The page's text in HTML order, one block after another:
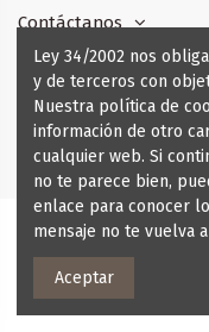
Contáctanos
Síguenos
Boletín de Noticias
Ley 34/2002 nos
y de terceros con
Nuestra política de
información de otro
cualquier web. Si
no te parece bien,
enlace para conocer
mensaje no te vuelva
Aceptar